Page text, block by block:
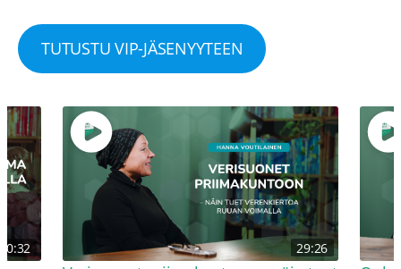
TUTUSTU VIP-JÄSENYYTEEN
30:32 29:26